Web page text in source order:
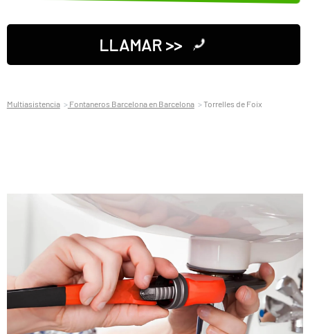
LLAMAR >>
Multiasistencia Fontaneros Barcelona en Barcelona Torrelles de Foix